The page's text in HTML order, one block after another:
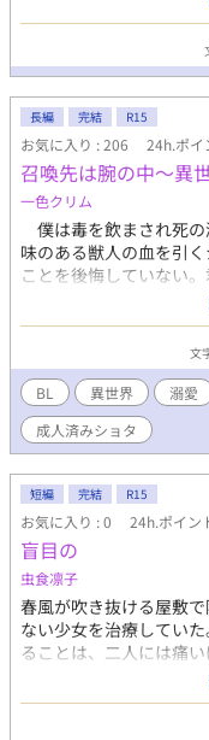
ずの男だった……。 ※残
長編 完結 R15
お気に入り : 206 24h.ポイ
召喚先は腕の中〜異
一色クリム
僕は毒を飲まされ死
味のある獣人の血を引
ことを後悔していない
歳、製薬会社勤務して
で、十歳程度の姿形の
た男ジーンに異世界へ
され、ジーンの為にそ
一人称と、それ以外の
ダリ要素です。全体に
シーンあります。 この
王子は魔獣の子を孕む
ンは『巨人族の花嫁』
ります。 重要な世界観
り木に赤ん坊の実がな
て、男女平等に出産する
いただいた上、お楽し
た部分を変更しました
す。こちらではpc作品
をアップしていきます。
文
BL 異世界 溺愛
成人済みショタ
短編 完結 R15
お気に入り : 0 24h.ポイン
盲目の
虫食凛子
春風が吹き抜ける屋敷
ない少女を治療してい
ることは、二人には痛
とある事故がきっかけ
だ。 なんの因果か一つ
から盲目の少女が集う